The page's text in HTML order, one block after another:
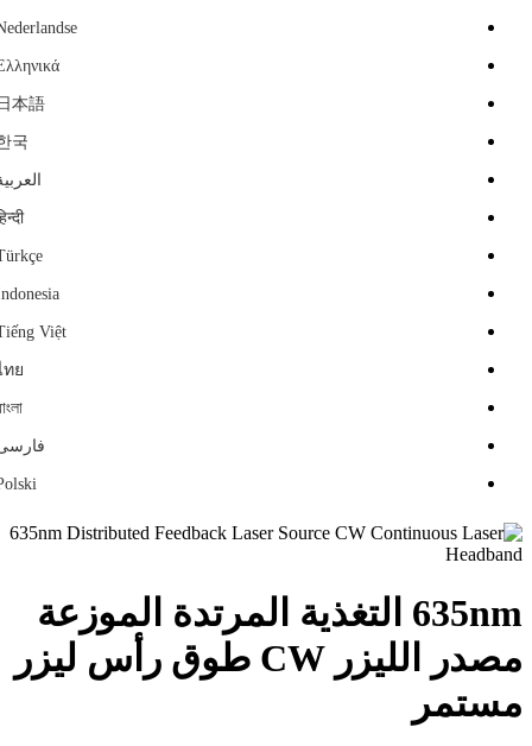
Nederlandse
Ελληνικά
日本語
한국
العربية
हिन्दी
Türkçe
Indonesia
Tiếng Việt
ไทย
বাংলা
فارسی
Polski
635nm التغذية المرتدة الموزعة
مصدر الليزر CW طوق رأس ليزر
مستمر